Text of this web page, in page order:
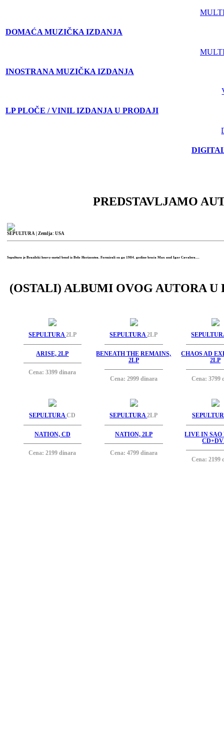
DOMAĆA MUZIČKA IZDANJA
INOSTRANA MUZIČKA IZDANJA
LP PLOČE / VINIL IZDANJA U PRODAJI
PREDSTAVLJAMO
SEPULTURA | Zemlja: USA
Sepultura je Brazilski heavy-metal bend iz Belo Horizontea. Formirali su ga 1984. godine braća Max and Igor Cavalera....
(OSTALI) ALBUMI OVOG AUTORA U
SEPULTURA2LP
ARISE, 2LP
Cena: 3399 dinara
SEPULTURA2LP
BENEATH THE REMAINS,
2LP
Cena: 2999 dinara
CHAOS AD
2LP
Cena: 3799
SEPULTURACD
NATION, CD
Cena: 2199 dinara
SEPULTURA2LP
NATION, 2LP
Cena: 4799 dinara
LIVE IN SAO
Cena: 2199